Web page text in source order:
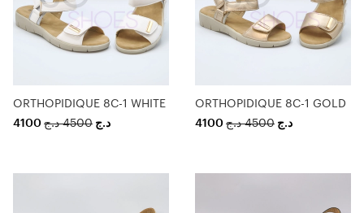
ORTHOPIDIQUE 8C-1 WHITE
4100
د.ج 4500 د.ج
ORTHOPIDIQUE 8C-1 GOLD
4100
د.ج 4500 د.ج